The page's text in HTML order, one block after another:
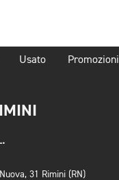
Usato Promozioni
31 Rimini (RN)